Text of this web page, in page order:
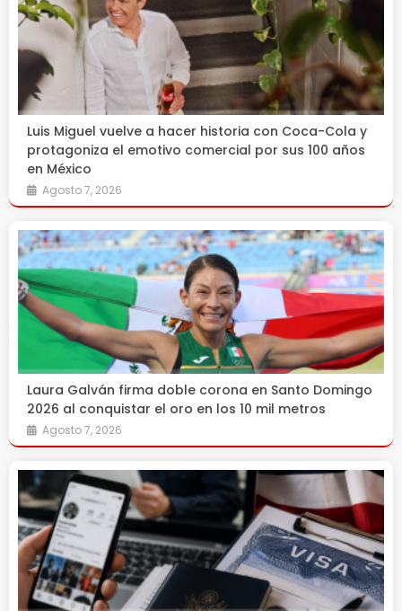
Luis Miguel vuelve a hacer historia con Coca-Cola y
protagoniza el emotivo comercial por sus 100 años
en México
Agosto 7, 2026
Laura Galván firma doble corona en Santo Domingo
2026 al conquistar el oro en los 10 mil metros
Agosto 7, 2026